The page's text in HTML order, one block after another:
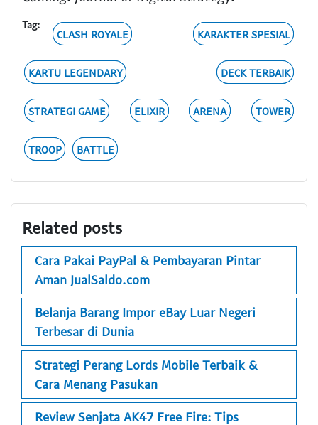
Tag:
CLASH ROYALE KARAKTER SPESIAL
KARTU LEGENDARY DECK TERBAIK
STRATEGI GAME ELIXIR ARENA TOWER
TROOP BATTLE
Related posts
Cara Pakai PayPal & Pembayaran Pintar
Aman JualSaldo.com
Belanja Barang Impor eBay Luar Negeri
Terbesar di Dunia
Strategi Perang Lords Mobile Terbaik &
Cara Menang Pasukan
Review Senjata AK47 Free Fire: Tips